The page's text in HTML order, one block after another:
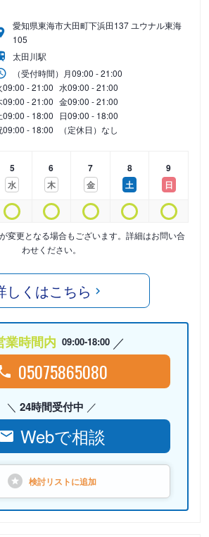
愛知県東海市大田町下浜田137 ユウナル東海
105
太田川駅
（受付時間） 月09:00 - 21:00
09:00 - 21:00 水09:00 - 21:00
09:00 - 21:00 金09:00 - 21:00
09:00 - 18:00 日09:00 - 18:00
09:00 - 18:00 （定休日）なし
5
水
6
木
7
金
8
土
9
日
変更となる場合もございます。詳細はお問い合
わせください。
しくはこちら
業時間内 09:00-18:00
05075865080
24時間受付中
Webで相談
検討リストに追加